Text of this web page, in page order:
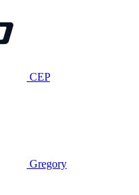
CEP
Gregory